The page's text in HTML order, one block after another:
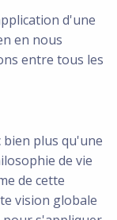
d'une
en nous
entre tous les
plus qu'une
de vie
de cette
vision globale